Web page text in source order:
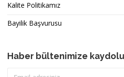
Kalite Politikamız
Bayilik Başvurusu
Haber bültenimize